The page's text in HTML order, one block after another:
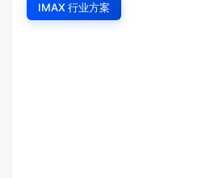
IMAX 行业方案